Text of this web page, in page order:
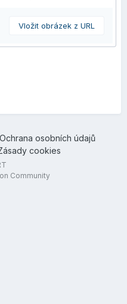
Vložit obrázek z URL
Ochrana osobních údajů
cookies
Community